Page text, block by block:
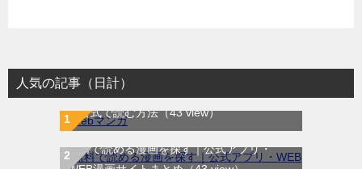
人気の記事（日計）
WEB漫画サイト一覧｜ブラウザで無料漫画
を公式で読む方法（43 view）
無料で読める漫画を探す｜公式アプリ・